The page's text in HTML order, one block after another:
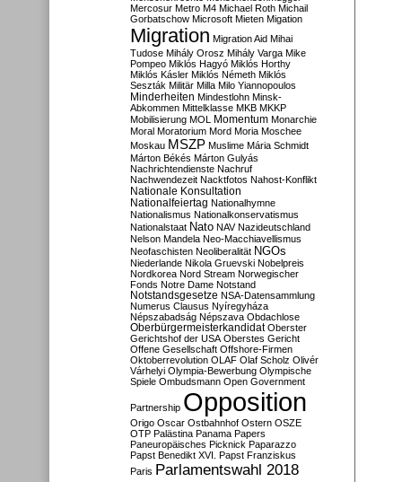
Mercosur Metro M4 Michael Roth Michail
Gorbatschow Microsoft Mieten Migation
Migration Migration Aid Mihai
Tudose Mihály Orosz Mihály Varga Mike
Pompeo Miklós Hagyó Miklós Horthy
Miklós Kásler Miklós Németh Miklós
Seszták Militär Milla Milo Yiannopoulos
Minderheiten Mindestlohn Minsk-
Abkommen Mittelklasse MKB MKKP
Mobilisierung MOL Momentum Monarchie
Moral Moratorium Mord Moria Moschee
Moskau MSZP Muslime Mária Schmidt
Márton Békés Márton Gulyás
Nachrichtendienste Nachruf
Nachwendezeit Nacktfotos Nahost-Konflikt
Nationale Konsultation
Nationalfeiertag Nationalhymne
Nationalismus Nationalkonservatismus
Nationalstaat Nato NAV Nazideutschland
Nelson Mandela Neo-Macchiavellismus
Neofaschisten Neoliberalität NGOs
Niederlande Nikola Gruevski Nobelpreis
Nordkorea Nord Stream Norwegischer
Fonds Notre Dame Notstand
Notstandsgesetze NSA-Datensammlung
Numerus Clausus Nyíregyháza
Népszabadság Népszava Obdachlose
Oberbürgermeisterkandidat Oberster
Gerichtshof der USA Oberstes Gericht
Offene Gesellschaft Offshore-Firmen
Oktoberrevolution OLAF Olaf Scholz Olivér
Várhelyi Olympia-Bewerbung Olympische
Spiele Ombudsmann Open Government
Partnership Opposition
Origo Oscar Ostbahnhof Ostern OSZE
OTP Palästina Panama Papers
Paneuropäisches Picknick Paparazzo
Papst Benedikt XVI. Papst Franziskus
Paris Parlamentswahl 2018